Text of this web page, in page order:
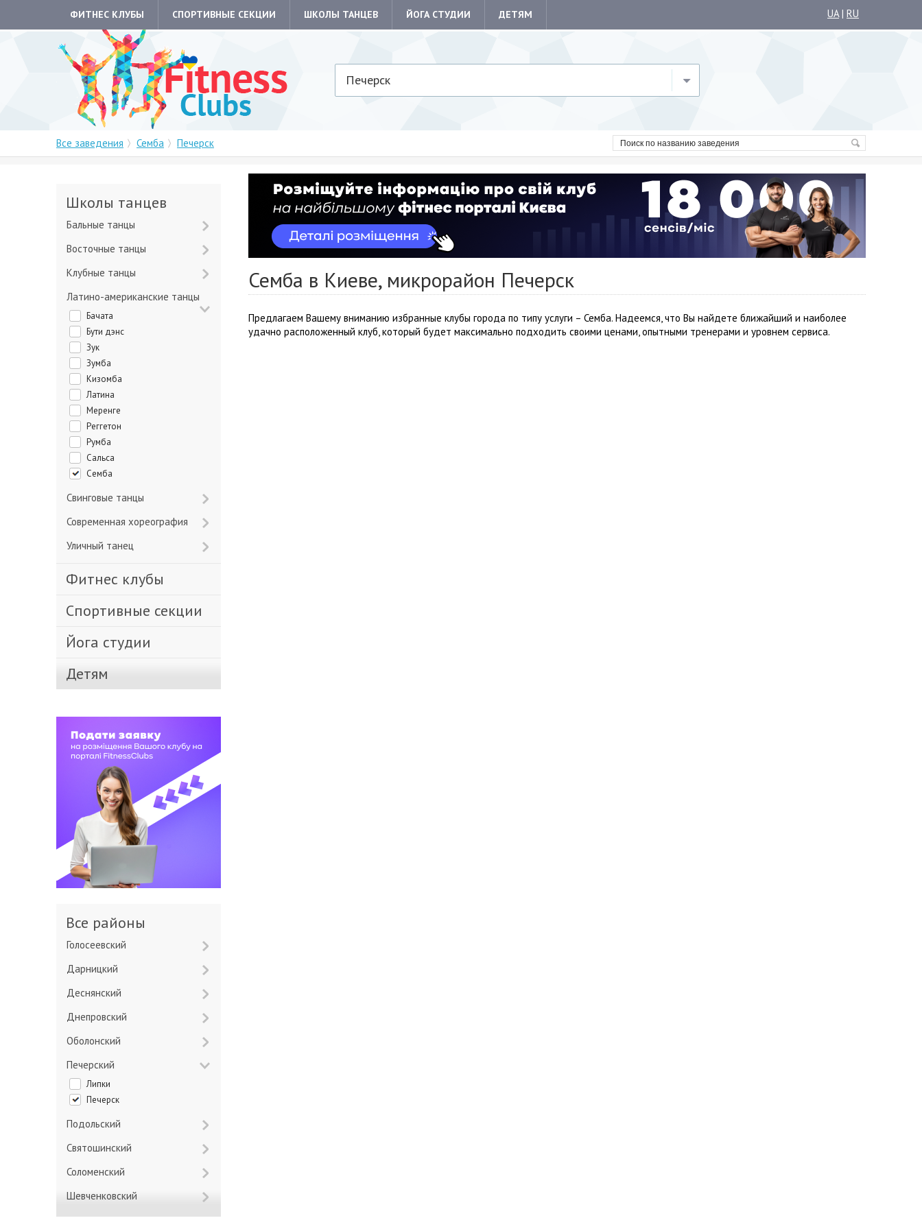
ФИТНЕС КЛУБЫ СПОРТИВНЫЕ СЕКЦИИ ШКОЛЫ ТАНЦЕВ ЙОГА СТУДИИ ДЕТЯМ UA| RU
Печерск
Все заведения Семба Печерск
Семба в Киеве, микрорайон Печерск
Предлагаем Вашему вниманию избранные клубы города по типу услуги – Семба. Надеемся, что Вы найдете ближайший и наиболее
удачно расположенный клуб, который будет максимально подходить своими ценами, опытными тренерами и уровнем сервиса.
Школы танцев
Бальные танцы
Восточные танцы
Клубные танцы
Латино-американские танцы
Бачата
Бути дэнс
Зук
Зумба
Кизомба
Латина
Меренге
Реггетон
Румба
Сальса
Семба
Свинговые танцы
Современная хореография
Уличный танец
Фитнес клубы
Спортивные секции
Йога студии
Детям
Все районы
Голосеевский
Дарницкий
Деснянский
Днепровский
Оболонский
Печерский
Липки
Печерск
Подольский
Святошинский
Соломенский
Шевченковский